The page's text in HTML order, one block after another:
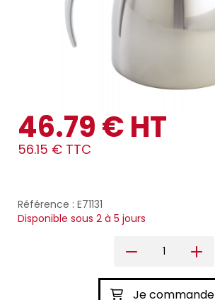
46.79 € HT
56.15 € TTC
Référence : E71131
Disponible sous 2 à 5 jours
Je commande